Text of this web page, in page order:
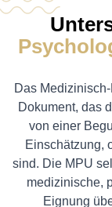
Das
Dokument, das
von einer
Einschätzung,
sind. Die MPU
medizinische,
Eignung